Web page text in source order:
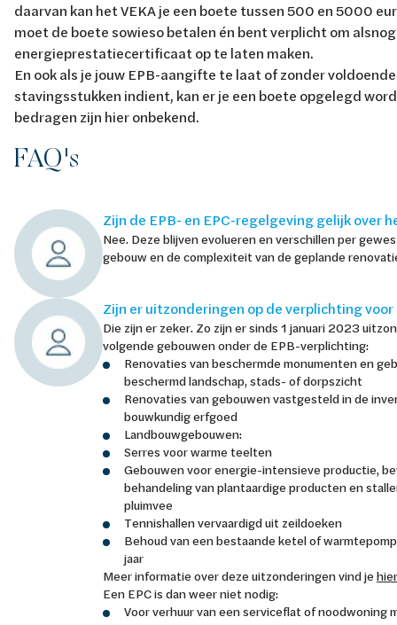
daarvan kan het VEKA je een boete tussen 500 en 5000
moet de boete sowieso betalen én bent verplicht om
energieprestatiecertificaat op te laten maken.
En ook als je jouw EPB-aangifte te laat of zonder voldoende
stavingsstukken indient, kan er je een boete opgelegd
bedragen zijn hier onbekend.
FAQ's
Zijn de EPB- en EPC-regelgeving gelijk over
Nee. Deze blijven evolueren en verschillen per
gebouw en de complexiteit van de geplande
Zijn er uitzonderingen op de verplichting voor
Die zijn er zeker. Zo zijn er sinds 1 januari 2023
volgende gebouwen onder de EPB-verplichting:
Renovaties van beschermde monumenten en
beschermd landschap, stads- of dorpszicht
Renovaties van gebouwen vastgesteld in de
bouwkundig erfgoed
Landbouwgebouwen:
Serres voor warme teelten
Gebouwen voor energie-intensieve productie,
behandeling van plantaardige producten en
pluimvee
Tennishallen vervaardigd uit zeildoeken
Behoud van een bestaande ketel of
jaar
Meer informatie over deze uitzonderingen vind je hier
Een EPC is dan weer niet nodig:
Voor verhuur van een serviceflat of noodwoning